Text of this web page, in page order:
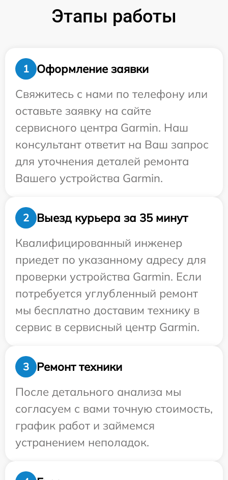
Этапы работы
1
Оформление заявки
Свяжитесь с нами по телефону или
оставьте заявку на сайте
сервисного центра Garmin. Наш
консультант ответит на Ваш запрос
для уточнения деталей ремонта
Вашего устройства Garmin.
2
Выезд курьера за 35 минут
Квалифицированный инженер
приедет по указанному адресу для
проверки устройства Garmin. Если
потребуется углубленный ремонт
мы бесплатно доставим технику в
сервис в сервисный центр Garmin.
3
Ремонт техники
После детального анализа мы
согласуем с вами точную стоимость,
график работ и займемся
устранением неполадок.